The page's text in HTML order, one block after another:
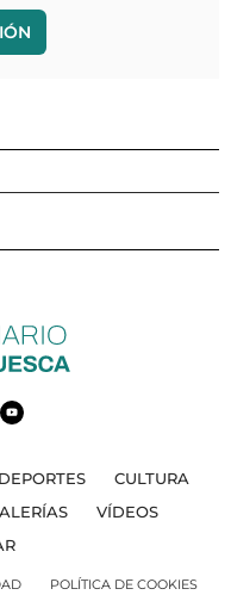
DEPORTES
CULTURA
VÍDEOS
POLÍTICA DE COOKIES